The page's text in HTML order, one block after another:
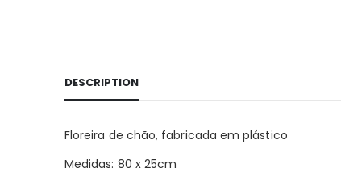
DESCRIPTION
Floreira de chão, fabricada em plástico
Medidas: 80 x 25cm